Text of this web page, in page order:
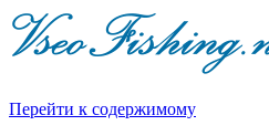
Перейти к содержимому